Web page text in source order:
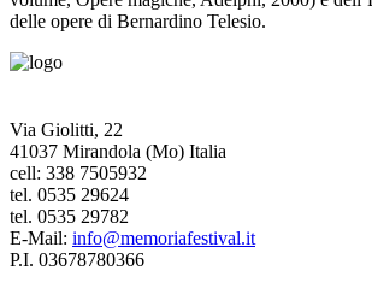
delle opere di Bernardino Telesio.
Via Giolitti, 22
41037 Mirandola (Mo) Italia
cell: 338 7505932
tel. 0535 29624
tel. 0535 29782
E-Mail: info@memoriafestival.it
P.I. 03678780366